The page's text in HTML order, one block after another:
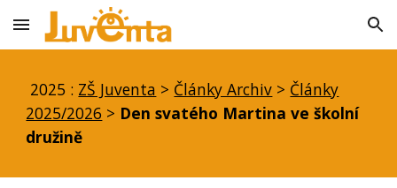
Skip to main content Skip to navigation
2025 : ZŠ Juventa > Články Archiv > Články
2025/2026 > Den svatého Martina ve školní
družině